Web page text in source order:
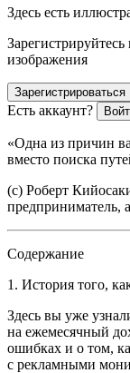
Здесь есть
изображения
Зарегистрироваться
Есть аккаунт?
«Одна из причин
вместо поиска
(с) Роберт
предприниматель,
Содержание
1. История того,
Здесь вы уже
на ежемесячный
ошибках и о том,
с рекламными